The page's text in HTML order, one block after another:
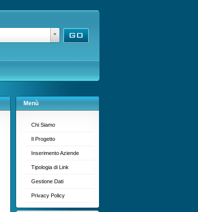
Menù
Chi Siamo
Il Progetto
Inserimento Aziende
Tipologia di Link
Gestione Dati
Privacy Policy